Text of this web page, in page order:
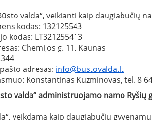
valda“, veikianti kaip daugiabučių
kodas: 132125543
kodas: LT321255413
Chemijos g. 11, Kaunas
adresas: info@bustovalda.lt
Konstantinas Kuzminovas, tel. 8
valda“ administruojamo namo Ryšių
veikdama kaip daugiabučių